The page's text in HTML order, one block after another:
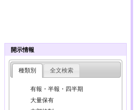
開示情報
種類別 全文検索
有報・半報・四半期
大量保有